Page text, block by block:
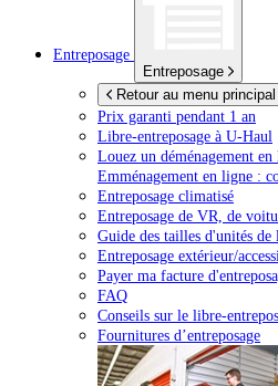
Entreposage
Entreposage
Retour au menu principal
Prix garanti pendant 1 an
Libre-entreposage à U-Haul
Louez un déménagement
Emménagement en ligne :
Entreposage climatisé
Entreposage de VR, de
Guide des tailles d'unités de
Entreposage extérieur/
Payer ma facture
FAQ
Conseils sur le libre-
Fournitures d’entreposage